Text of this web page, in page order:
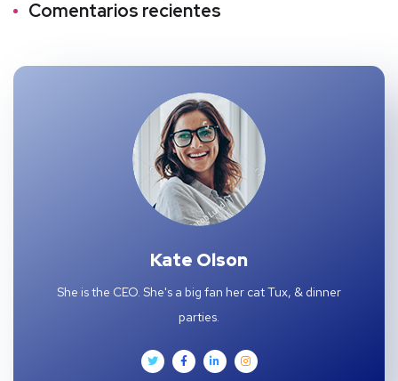
Comentarios recientes
Kate Olson
She is the CEO. She's a big fan her cat Tux, & dinner
parties.